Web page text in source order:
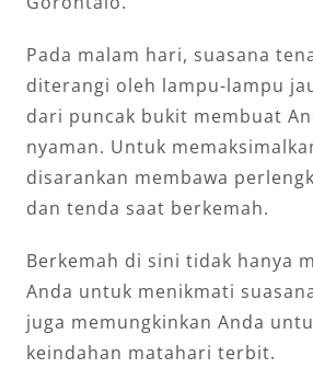
Pada malam hari, suasana
diterangi oleh lampu-lampu
dari puncak bukit membuat
nyaman. Untuk
disarankan membawa
dan tenda saat berkemah.
Berkemah di sini tidak hanya
Anda untuk menikmati
juga memungkinkan Anda
keindahan matahari terbit.